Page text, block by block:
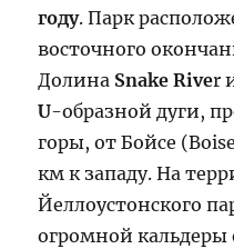
году. Парк
восточного
Долина Snake River
U-образной дуги,
горы, от Бойсе
км к западу. На
Йеллоустонского
огромной кальдеры